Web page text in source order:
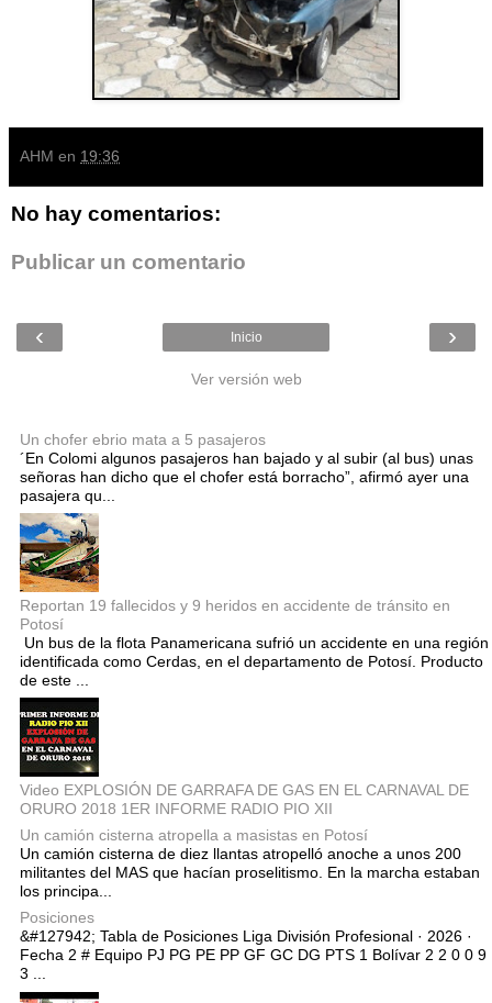
AHM en 19:36
No hay comentarios:
Publicar un comentario
‹ ›
Inicio
Ver versión web
Un chofer ebrio mata a 5 pasajeros
´En Colomi algunos pasajeros han bajado y al subir (al bus) unas
señoras han dicho que el chofer está borracho”, afirmó ayer una
pasajera qu...
Reportan 19 fallecidos y 9 heridos en accidente de tránsito en
Potosí
Un bus de la flota Panamericana sufrió un accidente en una región
identificada como Cerdas, en el departamento de Potosí. Producto
de este ...
Video EXPLOSIÓN DE GARRAFA DE GAS EN EL CARNAVAL DE
ORURO 2018 1ER INFORME RADIO PIO XII
Un camión cisterna atropella a masistas en Potosí
Un camión cisterna de diez llantas atropelló anoche a unos 200
militantes del MAS que hacían proselitismo. En la marcha estaban
los principa...
Posiciones
&#127942; Tabla de Posiciones Liga División Profesional · 2026 ·
Fecha 2 # Equipo PJ PG PE PP GF GC DG PTS 1 Bolívar 2 2 0 0 9
3 ...